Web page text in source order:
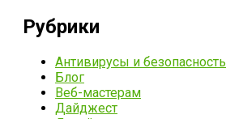
Рубрики
Антивирусы и безопасность
Блог
Веб-мастерам
Дайджест